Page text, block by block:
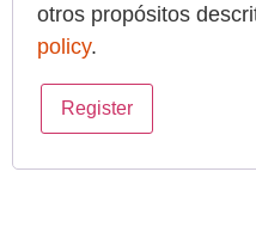
otros propósitos
policy.
Register